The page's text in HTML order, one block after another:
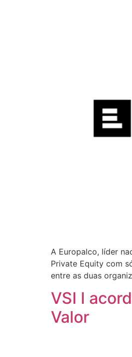
A Europalco, líder
Private Equity com
entre as duas
VSI I
Valor